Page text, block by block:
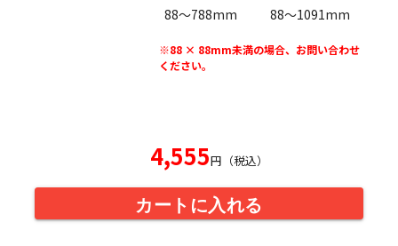
88〜788mm
88〜1091mm
※88 × 88mm未満の場合、お問い合わせ
ください。
4,555円（税込）
カートに入れる